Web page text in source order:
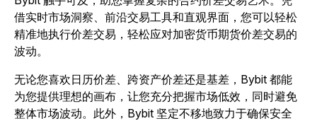
借实时市场洞察、前沿交易工具和直观界面，您可以轻松
精准地执行价差交易，轻松应对加密货币期货价差交易的
波动。
无论您喜欢日历价差、跨资产价差还是基差，Bybit 都能
为您提供理想的画布，让您充分把握市场低效，同时避免
整体市场波动。此外，Bybit 坚定不移地致力于确保安全